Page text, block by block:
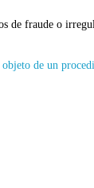
de fraude o
objeto de un